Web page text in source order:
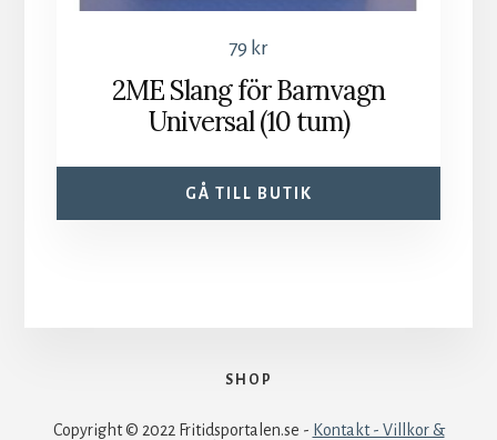
79 kr
2ME Slang för Barnvagn
Universal (10 tum)
GÅ TILL BUTIK
SHOP
Copyright © 2022 Fritidsportalen.se - Kontakt - Villkor &